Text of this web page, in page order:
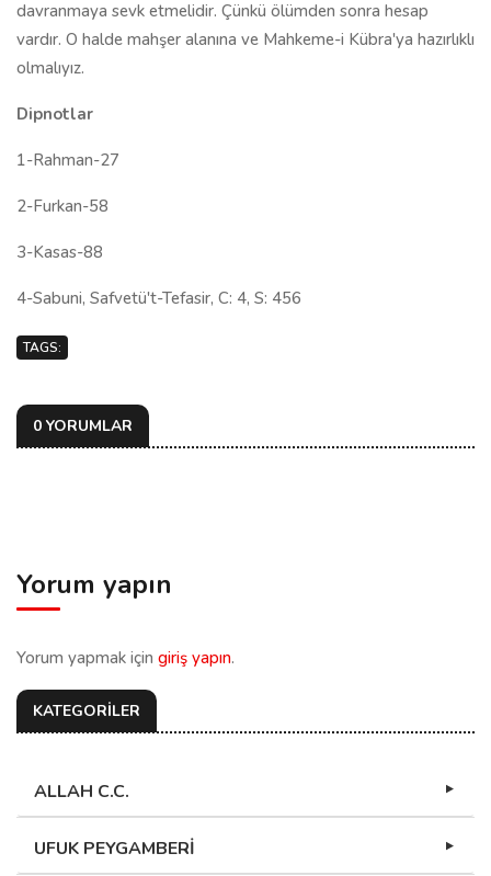
davranmaya sevk etmelidir. Çünkü ölümden sonra hesap
vardır. O halde mahşer alanına ve Mahkeme-i Kübra'ya hazırlıklı
olmalıyız.
Dipnotlar
1-Rahman-27
2-Furkan-58
3-Kasas-88
4-Sabuni, Safvetü't-Tefasir, C: 4, S: 456
TAGS:
0 YORUMLAR
Yorum yapın
Yorum yapmak için giriş yapın.
KATEGORİLER
ALLAH C.C.
UFUK PEYGAMBERİ